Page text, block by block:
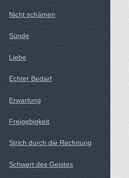
Nicht schämen
Sünde
Liebe
Echter Bedarf
Erwartung
Freigebigkeit
Strich durch die Rechnung
Schwert des Geistes